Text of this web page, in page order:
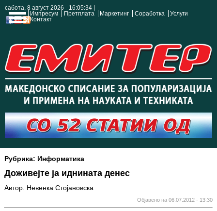
сабота, 8 август 2026 - 16:05:34
Импресум
Претплата Маркетинг Соработка
Услуги
Контакт
Рубрика: Информатика
Доживејте ја иднината денес
Автор: Невенка Стојановска
Објавено на 06.07.2012 - 13:30